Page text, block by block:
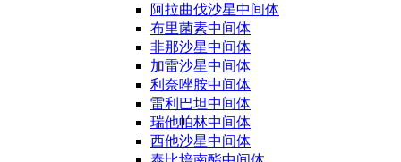
阿拉曲伐沙星中间体
布里菌素中间体
非那沙星中间体
加雷沙星中间体
利奈唑胺中间体
雷利巴坦中间体
瑞他帕林中间体
西他沙星中间体